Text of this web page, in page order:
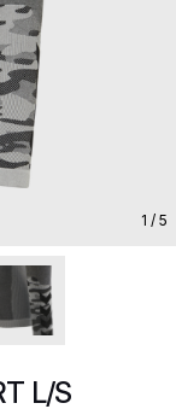
1 / 5
L/S